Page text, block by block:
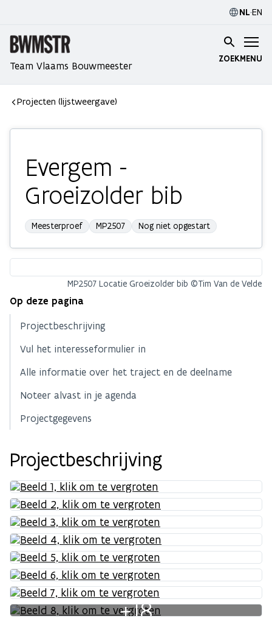
NL·EN
Team Vlaams Bouwmeester
ZOEKMENU
Projecten (lijstweergave)
Evergem -
Groeizolder bib
Meesterproef MP2507 Nog niet opgestart
MP2507 Locatie Groeizolder bib ©Tim Van de Velde
Op deze pagina
Projectbeschrijving
Vul het interesseformulier in
Alle informatie over het traject en de deelname
Noteer alvast in je agenda
Projectgegevens
Projectbeschrijving
+18